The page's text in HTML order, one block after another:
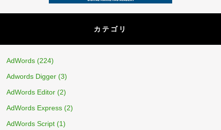
カテゴリ
AdWords (224)
Adwords Digger (3)
AdWords Editor (2)
AdWords Express (2)
AdWords Script (1)